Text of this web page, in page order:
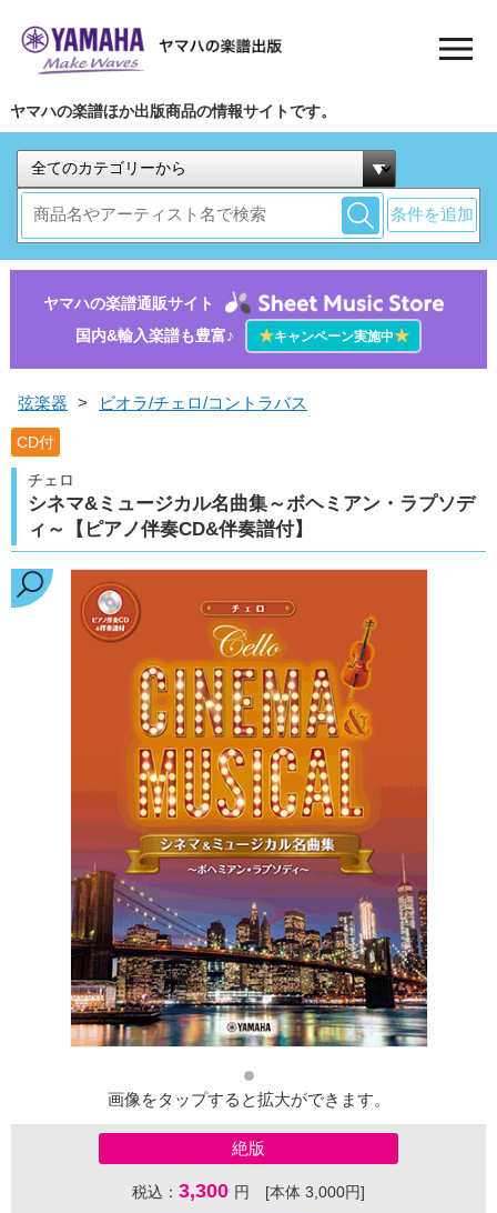
ヤマハの楽譜ほか出版商品の情報サイトです。
条件を追加
ヤマハの楽譜通販サイト
国内&輸入楽譜も豊富♪
★キャンペーン実施中★
弦楽器 > ビオラ/チェロ/コントラバス
CD付
チェロ
シネマ&ミュージカル名曲集～ボヘミアン・ラプソデ
ィ～【ピアノ伴奏CD&伴奏譜付】
画像をタップすると拡大ができます。
絶版
税込： 3,300 円 [本体 3,000円]